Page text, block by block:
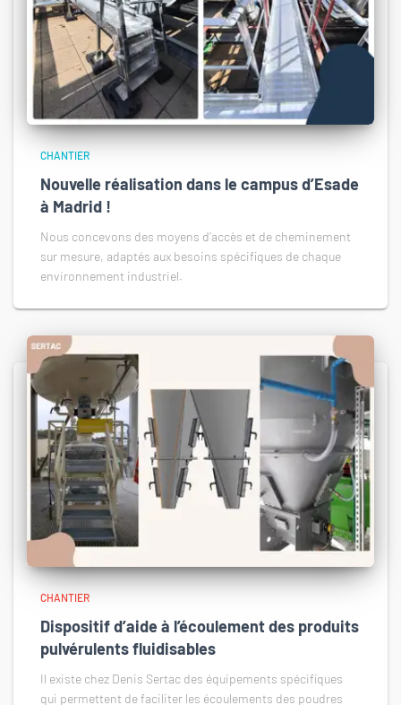
CHANTIER
Nouvelle réalisation dans le campus d’Esade
à Madrid !
Nous concevons des moyens d’accès et de cheminement
sur mesure, adaptés aux besoins spécifiques de chaque
environnement industriel.
CHANTIER
Dispositif d’aide à l’écoulement des produits
pulvérulents fluidisables
Il existe chez Denis Sertac des équipements spécifiques
qui permettent de faciliter les écoulements des poudres